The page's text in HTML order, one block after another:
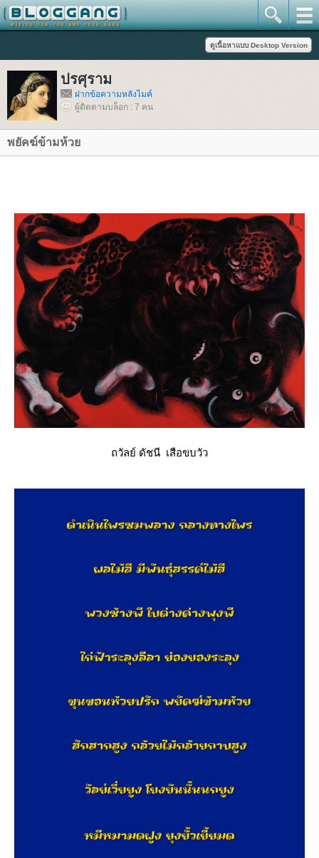
ปรศุราม
ฝากข้อความหลังไมค์
ผู้ติดตามบล็อก : 7 คน
พยัคฆ์​ข้ามห้ว
ถวัลย์​ ดัชนี​ เสือขบวัว